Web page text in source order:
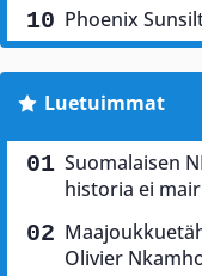
Phoenix
Luetuimmat
Suomalaisen
historia ei
Olivier